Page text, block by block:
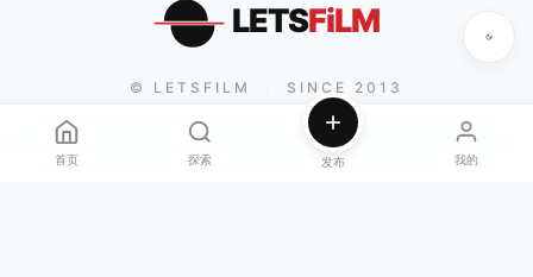
LETSFiLM
© LETSFILM SINCE 2013
首页 探索 发布 我的